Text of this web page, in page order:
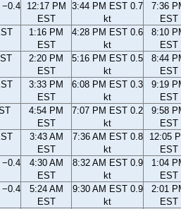
−0.4
12:17 PM
EST
3:44 PM EST 0.7
kt
7:36
EST
1:16 PM
EST
4:28 PM EST 0.6
kt
8:10
EST
2:20 PM
EST
5:16 PM EST 0.5
kt
8:44
EST
3:33 PM
EST
6:08 PM EST 0.3
kt
9:19
EST
4:54 PM
EST
7:07 PM EST 0.2
kt
9:58
EST
3:43 AM
EST
7:36 AM EST 0.8
kt
12:05
EST
−0.4
4:30 AM
EST
8:32 AM EST 0.9
kt
1:04
EST
−0.4
5:24 AM
EST
9:30 AM EST 0.9
kt
2:01
EST